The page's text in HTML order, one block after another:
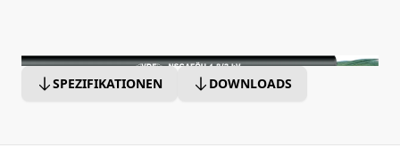
SPEZIFIKATIONEN DOWNLOADS